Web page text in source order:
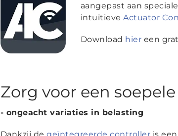
aangepast aan
intuïtieveActuator
Download hier een
Zorg voor een
- ongeacht variaties in belasting